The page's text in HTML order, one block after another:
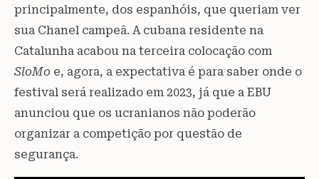
principalmente, dos espanhóis, que queriam ver
sua Chanel campeã. A cubana residente na
Catalunha acabou na terceira colocação com
SloMo e, agora, a expectativa é para saber onde o
festival será realizado em 2023, já que a EBU
anunciou que os ucranianos não poderão
organizar a competição por questão de
segurança.